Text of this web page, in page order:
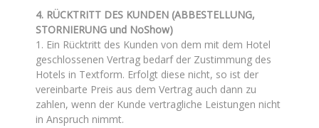
4. RÜCKTRITT DES KUNDEN (ABBESTELLUNG,
STORNIERUNG und NoShow)
1. Ein Rücktritt des Kunden von dem mit dem Hotel
geschlossenen Vertrag bedarf der Zustimmung des
Hotels in Textform. Erfolgt diese nicht, so ist der
vereinbarte Preis aus dem Vertrag auch dann zu
zahlen, wenn der Kunde vertragliche Leistungen nicht
in Anspruch nimmt.